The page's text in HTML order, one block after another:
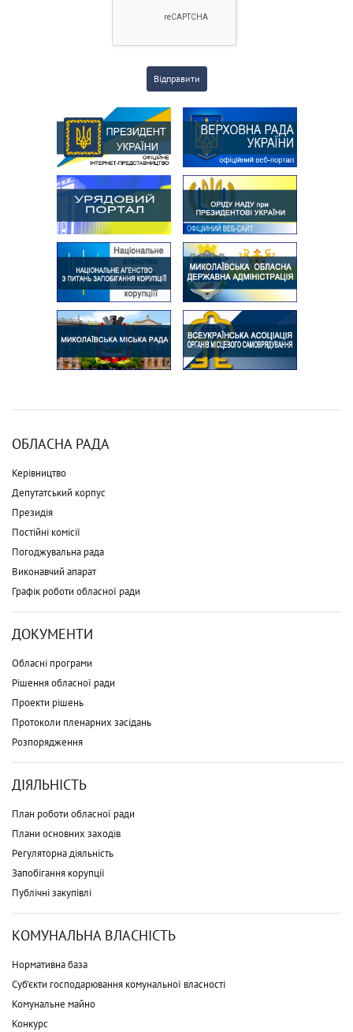
Відправити
ОБЛАСНА РАДА
Керівництво
Депутатський корпус
Президія
Постійні комісії
Погоджувальна рада
Виконавчий апарат
Графік роботи обласної ради
ДОКУМЕНТИ
Обласні програми
Рішення обласної ради
Проекти рішень
Протоколи пленарних засідань
Розпорядження
ДІЯЛЬНІСТЬ
План роботи обласної ради
Плани основних заходів
Регуляторна діяльність
Запобігання корупції
Публічні закупівлі
КОМУНАЛЬНА ВЛАСНІСТЬ
Нормативна база
Суб'єкти господарювання комунальної власності
Комунальне майно
Конкурс